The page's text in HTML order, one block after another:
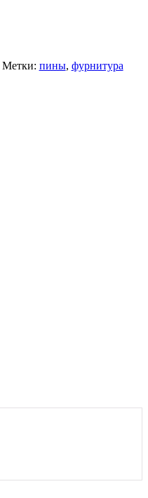
Метки: пины, фурнитура